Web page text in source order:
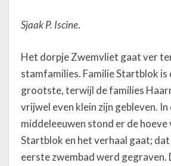
Sjaak P. Iscine.
Het dorpje Zwemvliet gaat ver
stamfamilies. Familie Startblok is
grootste, terwijl de families
vrijwel even klein zijn gebleven. In
middeleeuwen stond er de hoeve
Startblok en het verhaal gaat; dat
eerste zwembad werd gegraven.